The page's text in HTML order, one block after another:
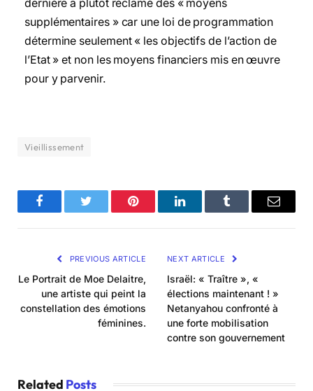
dernière a plutôt réclamé des « moyens
supplémentaires » car une loi de programmation
détermine seulement « les objectifs de l’action de
l’Etat » et non les moyens financiers mis en œuvre
pour y parvenir.
Vieillissement
FacebookTwitter Pinterest LinkedInTumblr Email
PREVIOUS ARTICLE
Le Portrait de Moe Delaitre,
une artiste qui peint la
constellation des émotions
féminines.
NEXT ARTICLE
Israël: « Traître », «
élections maintenant ! »
Netanyahou confronté à
une forte mobilisation
contre son gouvernement
Related Posts